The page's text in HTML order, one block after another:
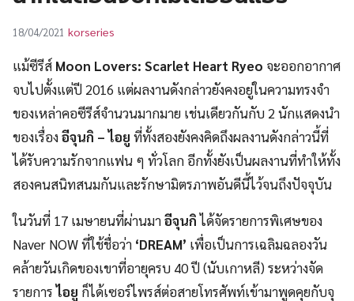
18/04/2021 korseries
แม้ซีรีส์ Moon Lovers: Scarlet Heart Ryeo จะออกอากาศ
จบไปตั้งแต่ปี 2016 แต่ผลงานดังกล่าวยังคงอยู่ในความทรงจำ
ของเหล่าคอซีรีส์จำนวนมากมาย เช่นเดียวกันกับ 2 นักแสดงนำ
ของเรื่องอีจุนกิ – ไอยู ที่ทั้งสองยังคงคิดถึงผลงานดังกล่าวนี้ที่
ได้รับความรักจากแฟน ๆ ทั่วโลก อีกทั้งยังเป็นผลงานที่ทำให้ทั้ง
สองคนสนิทสนมกันและรักษามิตรภาพอันดีนี้ไว้จนถึงปัจจุบัน
ในวันที่ 17 เมษายนที่ผ่านมาอีจุนกิได้จัดรายการพิเศษของ
Naver NOW ที่ใช้ชื่อว่า ‘DREAM’ เพื่อเป็นการเฉลิมฉลองวัน
คล้ายวันเกิดของเขาที่อายุครบ 40 ปี (นับเกาหลี) ระหว่างจัด
รายการไอยู ก็ได้เซอร์ไพรส์ต่อสายโทรศัพท์เข้ามาพูดคุยกับจุ